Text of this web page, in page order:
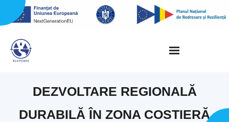
DEZVOLTARE REGIONALĂ
DURABILĂ ÎN ZONA COSTIERĂ